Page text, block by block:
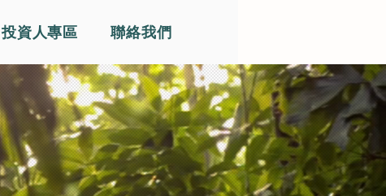
投資人專區 聯絡我們